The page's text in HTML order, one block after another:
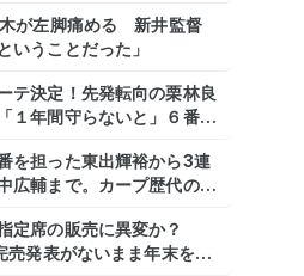
が左脚痛める 新井監督
いうことだった」
テ決定！先発転向の栗林良
１年間守らないと」６番手
を担った東出輝裕から3連
広輔まで。カープ歴代のシ
定席の販売に異変か？
発表がないまま年末を迎